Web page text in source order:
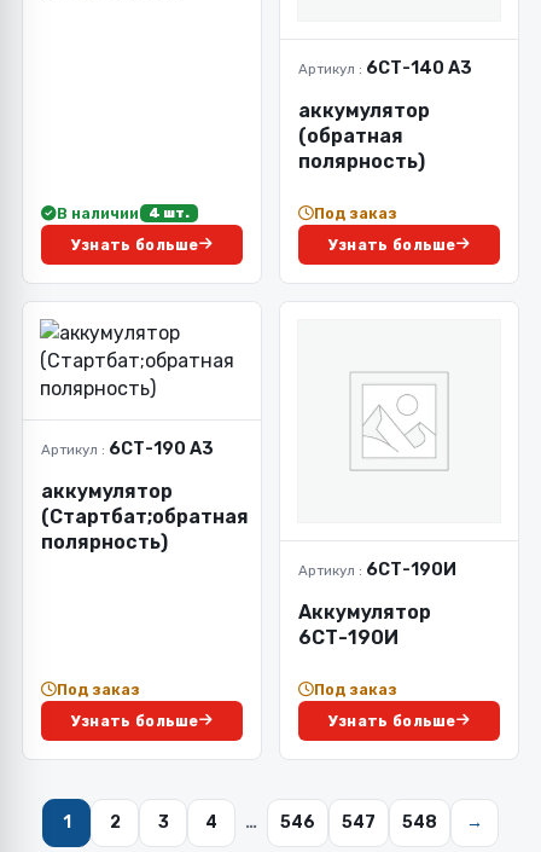
В наличии 4 шт.
Узнать больше
Артикул : 6СТ-140 А3
аккумулятор
(обратная
полярность)
Под заказ
Узнать больше
Артикул : 6СТ-190 А3
аккумулятор
(Стартбат;обратная
полярность)
Под заказ
Узнать больше
Артикул : 6СТ-190И
Аккумулятор
6СТ-190И
Под заказ
Узнать больше
1 2 3 4 … 546 547 548 →